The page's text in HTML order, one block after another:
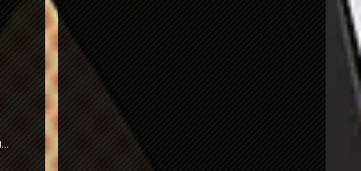
8